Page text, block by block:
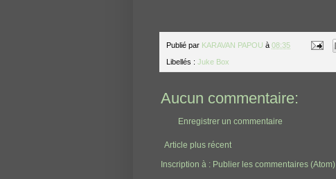
Publié par KARAVAN PAPOU à 08:35
Libellés : Juke Box
Aucun commentaire:
Enregistrer un commentaire
Article plus récent
Inscription à : Publier les commentaires (Atom)